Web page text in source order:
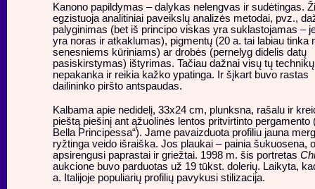
Kanono papildymas – dalykas nelengvas ir sudėtingas.
egzistuoja analitiniai paveikslų analizės metodai, pvz.,
palyginimas (bet iš principo viskas yra suklastojamas –
yra noras ir atkaklumas), pigmentų (20 a. tai labiau tinka
senesniems kūriniams) ar drobės (pernelyg didelis datų
pasiskirstymas) ištyrimas. Tačiau dažnai visų tų technikų
nepakanka ir reikia kažko ypatinga. Ir šįkart buvo rastas
dailininko piršto antspaudas.
Kalbama apie nedidelį, 33x24 cm, plunksna, rašalu ir
pieštą piešinį ant ąžuolinės lentos pritvirtinto pergamento
Bella Principessa“). Jame pavaizduota profiliu jauna
ryžtinga veido išraiška. Jos plaukai – painia šukuosena, o
apsirengusi paprastai ir griežtai. 1998 m. šis portretas
aukcione buvo parduotas už 19 tūkst. dolerių. Laikyta,
a. Italijoje populiarių profilių pavykusi stilizacija.